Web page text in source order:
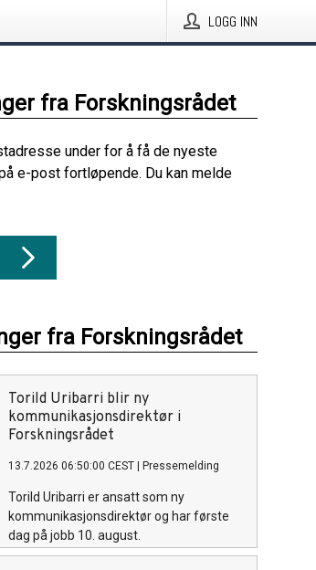
LOGG INN
fra Forskningsrådet
under for å få de nyeste
e-post fortløpende. Du kan melde
fra Forskningsrådet
Torild Uribarri blir ny
kommunikasjonsdirektør i
Forskningsrådet
13.7.2026 06:50:00 CEST Pressemelding
Torild Uribarri er ansatt som ny
kommunikasjonsdirektør og har første
dag på jobb 10. august.